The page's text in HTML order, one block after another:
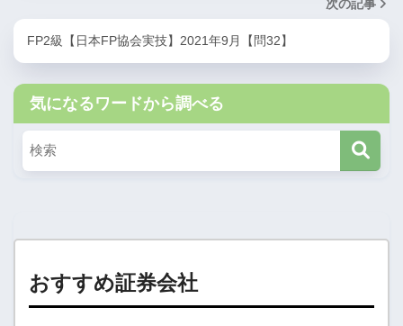
次の記事
FP2級【日本FP協会実技】2021年9月【問32】
気になるワードから調べる
おすすめ証券会社